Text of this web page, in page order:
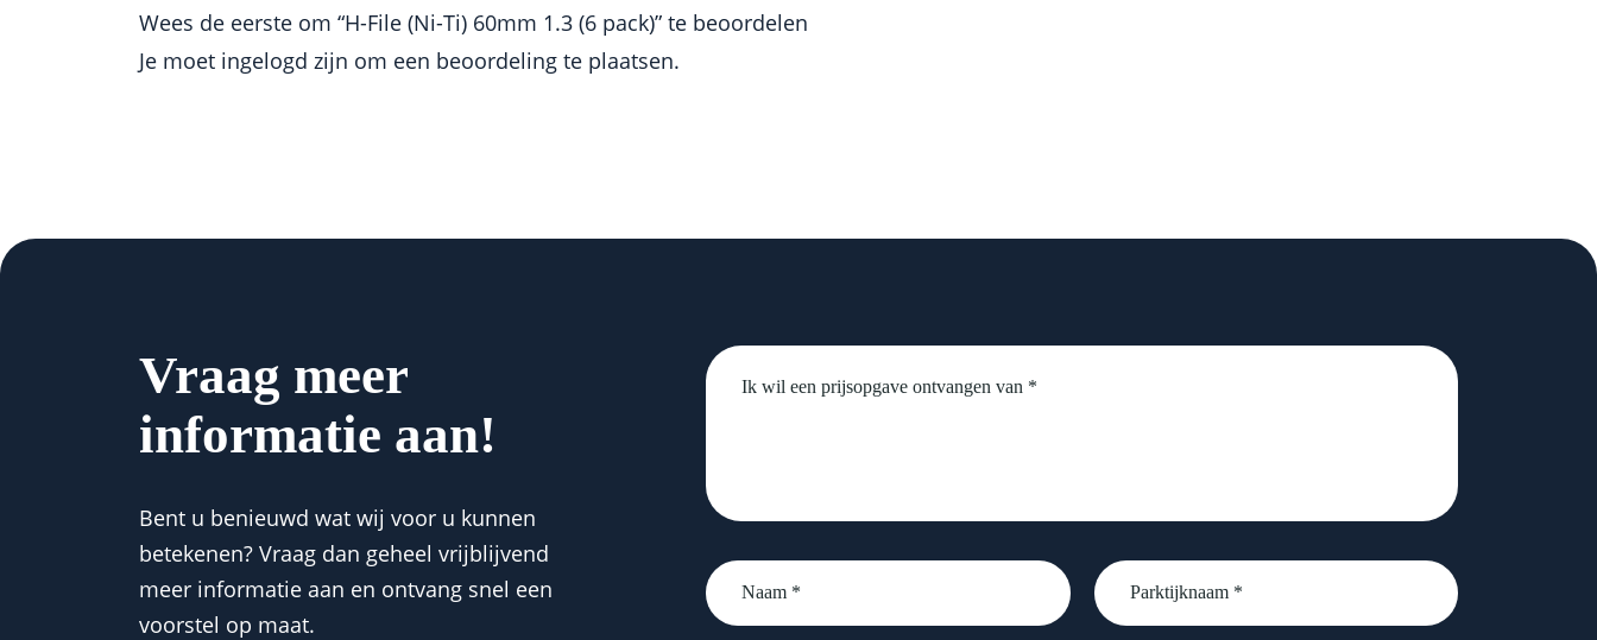
Wees de eerste om “H-File (Ni-Ti) 60mm 1.3 (6 pack)” te beoordelen
Je moet ingelogd zijn om een beoordeling te plaatsen.
Vraag meer
informatie aan!
Bent u benieuwd wat wij voor u kunnen
betekenen? Vraag dan geheel vrijblijvend
meer informatie aan en ontvang snel een
voorstel op maat.
Untitled
Naam
*
Parktijknaam
*